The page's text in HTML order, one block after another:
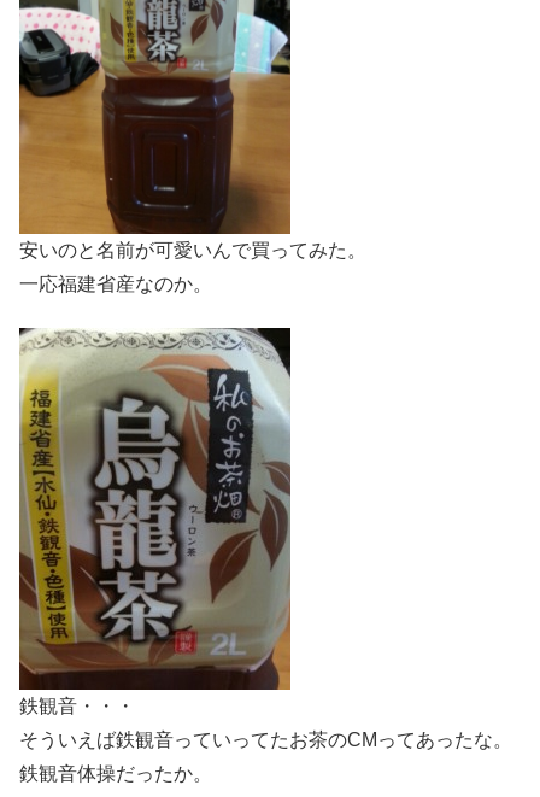
安いのと名前が可愛いんで買ってみた。
一応福建省産なのか。
鉄観音・・・
そういえば鉄観音っていってたお茶のCMってあったな。
鉄観音体操だったか。